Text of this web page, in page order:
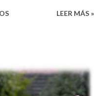
muchas veces
La gente, como nos dice
maravillados al
LEER MÁS »